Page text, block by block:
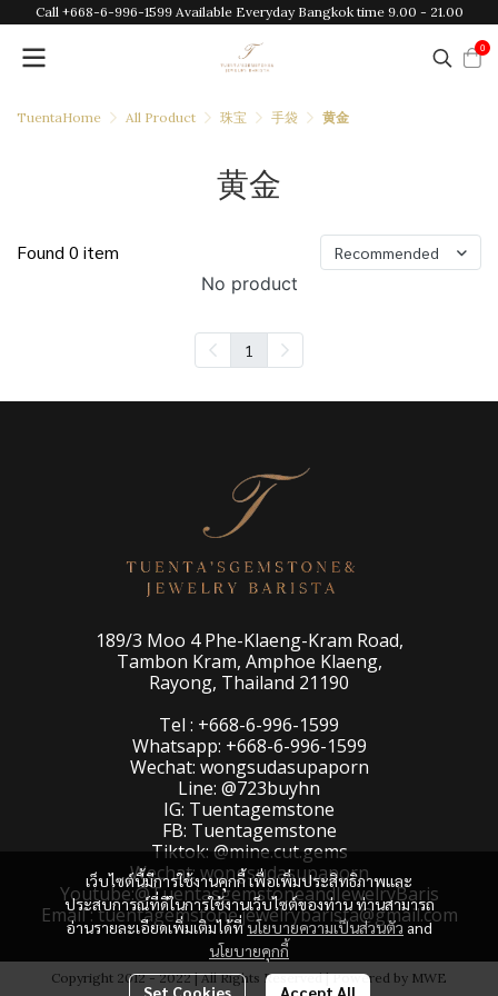
Call +668-6-996-1599 Available Everyday Bangkok time 9.00 - 21.00
0
TuentaHome All Product 珠宝 手袋 黄金
黄金
Found 0 item Recommended
No product
1
เว็บไซต์นี้มีการใช้งานคุกกี้ เพื่อเพิ่มประสิทธิภาพและ
ประสบการณ์ที่ดีในการใช้งานเว็บไซต์ของท่าน ท่านสามารถ
อ่านรายละเอียดเพิ่มเติมได้ที่นโยบายความเป็นส่วนตัวand
นโยบายคุกกี้
Set Cookies Accept All
189/3 Moo 4 Phe-Klaeng-Kram Road,
Tambon Kram, Amphoe Klaeng,
Rayong, Thailand 21190
Tel : +668-6-996-1599
Whatsapp: +668-6-996-1599
Wechat: wongsudasupaporn
Line: @723buyhn
IG: Tuentagemstone
FB: Tuentagemstone
Tiktok: @mine.cut.gems
Wechat: wongsudasupaporn
Youtube:@TuentasgemstoneandJewelryBaris
Email : tuentagemstone.jewelrybarista@gmail.com
Copyright 2012 - 2022 | All Rights Reserved | Powered by MWE